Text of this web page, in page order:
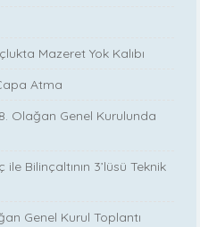
Mazeret Yok Kalıbı
Atma
Olağan Genel Kurulunda
ile Bilinçaltının 3’lüsü Teknik
Genel Kurul Toplantı